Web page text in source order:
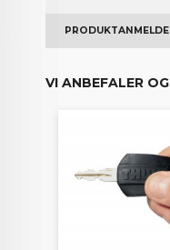
VI ANBEFALER